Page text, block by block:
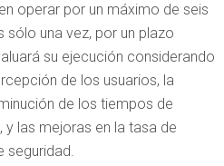
operar por un máximo de seis
una vez, por un plazo
su ejecución considerando
de los usuarios, la
de los tiempos de
las mejoras en la tasa de
seguridad.